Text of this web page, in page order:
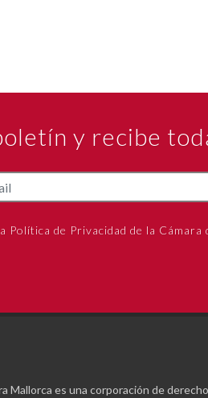
y recibe
Política de Privacidad de la
Mallorca es una corporación de